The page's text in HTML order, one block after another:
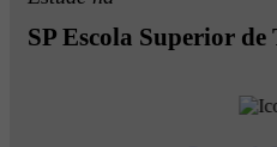
SP Escola Superior de